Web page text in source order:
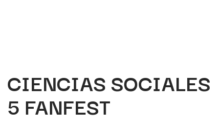
CIENCIAS SOCIALES
5 FANFEST